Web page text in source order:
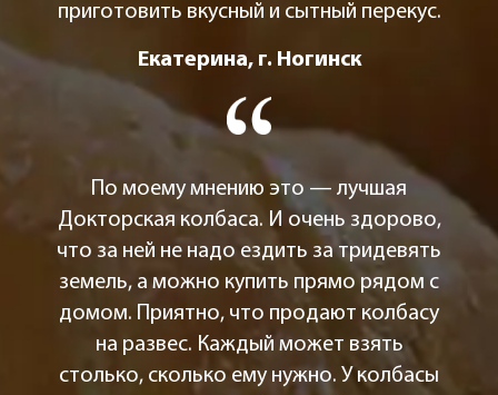
приготовить вкусный и сытный перекус.
Екатерина, г. Ногинск
По моему мнению это — лучшая
Докторская колбаса. И очень здорово,
что за ней не надо ездить за тридевять
земель, а можно купить прямо рядом с
домом. Приятно, что продают колбасу
на развес. Каждый может взять
столько, сколько ему нужно. У колбасы